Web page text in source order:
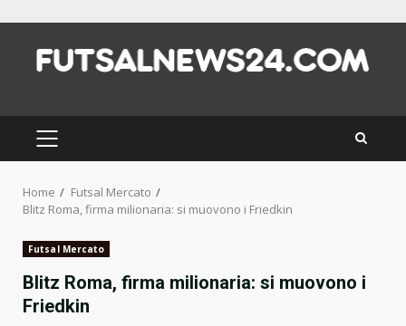
content
PRIMARY
MENU
Home
Futsal Mercato
Blitz Roma, firma milionaria: si muovono i Friedkin
Futsal Mercato
Blitz Roma, firma milionaria: si muovono i
Friedkin